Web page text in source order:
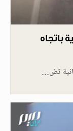
باتجاه
تض…